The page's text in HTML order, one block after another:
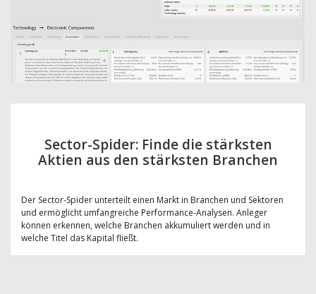
Sector-Spider: Finde die stärksten
Aktien aus den stärksten Branchen
Der Sector-Spider unterteilt einen Markt in Branchen und Sektoren
und ermöglicht umfangreiche Performance-Analysen. Anleger
können erkennen, welche Branchen akkumuliert werden und in
welche Titel das Kapital fließt.